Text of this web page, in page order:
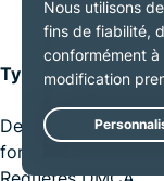
Type
Demandes
forces de l'ordre et